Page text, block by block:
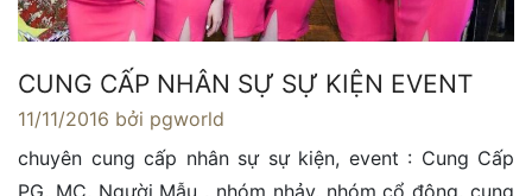
CUNG CẤP NHÂN SỰ SỰ KIỆN EVENT
11/11/2016 bởi pgworld
chuyên cung cấp nhân sự sự kiện, event : Cung Cấp
PG, MC, Người Mẫu , nhóm nhảy, nhóm cổ động, cung